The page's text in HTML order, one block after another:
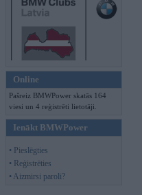
Online
Pašreiz BMWPower skatās 164
viesi un 4 reģistrēti lietotāji.
Ienākt BMWPower
• Pieslēgties
• Reģistrēties
• Aizmirsi paroli?